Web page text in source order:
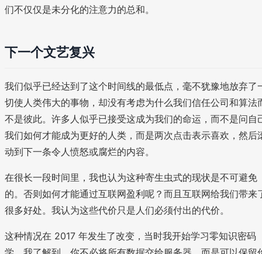
们不仅仅是未分化的注意力的总和。
下一个文艺复兴
我们似乎已经达到了这个时间线的最低点，毫不犹豫地放弃了
切使人类伟大的事物，却没有考虑为什么我们信任公司和算法
不是彼此。许多人似乎已接受这成为我们的命运，而不是问自
我们如何才能成为更好的人类，而是两次点击表示喜欢，然后
动到下一条令人愤怒或腐烂的内容。
在很长一段时间里，我也认为这种寄生虫式的现状是不可避免
的。否则如何才能通过互联网盈利呢？而且互联网给我们带来
很多好处。我认为这些代价只是人们必须付出的代价。
这种情况在 2017 年发生了改变，当时我开始学习零知识密码